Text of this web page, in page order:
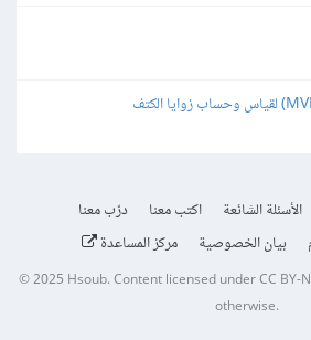
الأسئلة الشائعة اكتب معنا
درّب معنا
بيان الخصوصية مركز المساعدة
© 2025 Hsoub.Content licensed underCC BY-
otherwise.